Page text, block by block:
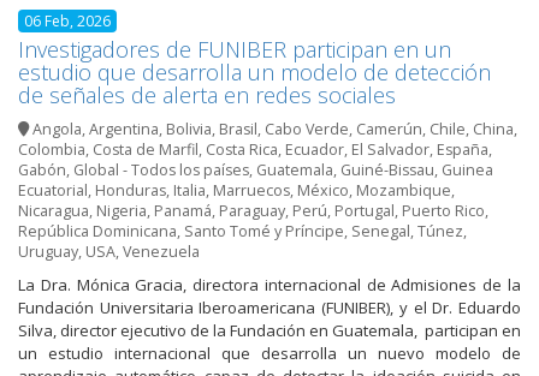
06 Feb, 2026
Investigadores de FUNIBER participan en un
estudio que desarrolla un modelo de detección
de señales de alerta en redes sociales
Angola,Argentina, Bolivia, Brasil, Cabo Verde, Camerún, Chile, China,
Colombia, Costa de Marfil, Costa Rica, Ecuador, El Salvador, España,
Gabón, Global - Todos los países, Guatemala, Guiné-Bissau, Guinea
Ecuatorial, Honduras, Italia, Marruecos, México, Mozambique,
Nicaragua, Nigeria, Panamá, Paraguay, Perú, Portugal, Puerto Rico,
República Dominicana, Santo Tomé y Príncipe, Senegal,Túnez,
Uruguay, USA,Venezuela
La Dra. Mónica Gracia, directora internacional de Admisiones de la
Fundación Universitaria Iberoamericana (FUNIBER), y el Dr. Eduardo
Silva, director ejecutivo de la Fundación en Guatemala, participan en
un estudio internacional que desarrolla un nuevo modelo de